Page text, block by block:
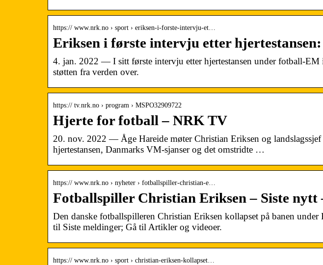
https:// www.nrk.no › sport › eriksen-i-forste-intervju-et…
Eriksen i første intervju etter
4. jan. 2022 — I sitt første intervju etter hjertestansen under fotball-
støtten fra verden over.
https:// tv.nrk.no › program › MSPO32909722
Hjerte for fotball – NRK TV
20. nov. 2022 — Åge Hareide møter Christian Eriksen og
hjertestansen, Danmarks VM-sjanser og det omstridte …
https:// www.nrk.no › nyheter › fotballspiller-christian-e…
Fotballspiller Christian Eriksen – Siste nytt
Den danske fotballspilleren Christian Eriksen kollapset på banen
til Siste meldinger; Gå til Artikler og videoer.
https:// www.nrk.no › sport › christian-eriksen-kollapset…